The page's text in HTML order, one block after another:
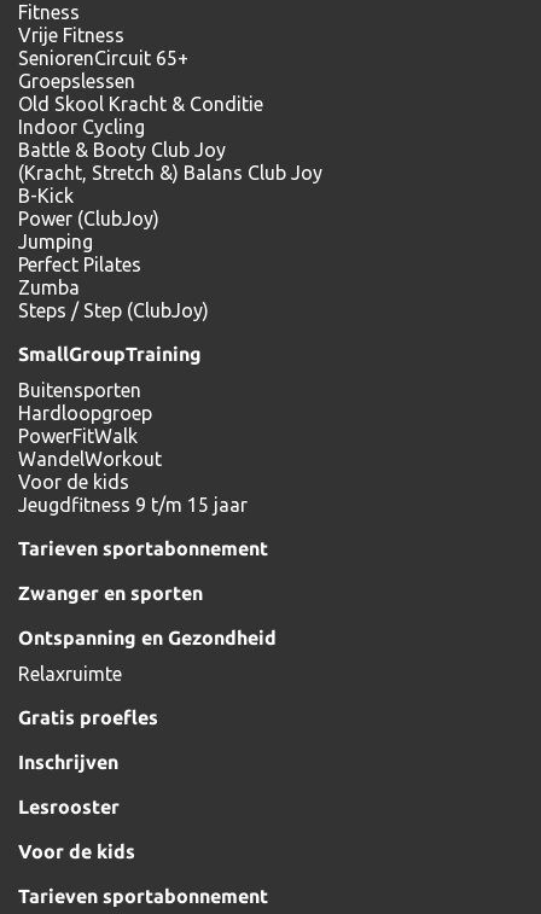
Fitness
Vrije Fitness
SeniorenCircuit 65+
Groepslessen
Old Skool Kracht & Conditie
Indoor Cycling
Battle & Booty Club Joy
(Kracht, Stretch &) Balans Club Joy
B-Kick
Power (ClubJoy)
Jumping
Perfect Pilates
Zumba
Steps / Step (ClubJoy)
SmallGroupTraining
Buitensporten
Hardloopgroep
PowerFitWalk
WandelWorkout
Voor de kids
Jeugdfitness 9 t/m 15 jaar
Tarieven sportabonnement
Zwanger en sporten
Ontspanning en Gezondheid
Relaxruimte
Gratis proefles
Inschrijven
Lesrooster
Voor de kids
Tarieven sportabonnement